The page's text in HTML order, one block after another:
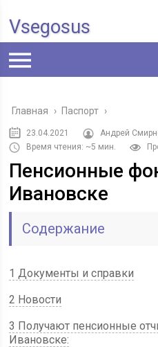
Vsegosus
Главная › Паспорт ›
23.04.2021
Андрей
Время чтения: ~5 мин.
Пенсионные
Ивановске
Содержание
1 Документы и справки
2 Новости
3 Получают пенсионные
Ивановске: